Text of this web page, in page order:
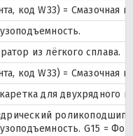
код W33) =
из лёгкого сплава.
код W33) =
каретка для
G15 =